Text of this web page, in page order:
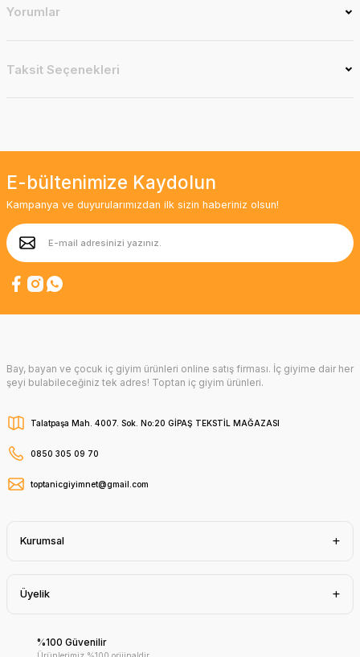
Yorumlar
Taksit Seçenekleri
E-bültenimize Kaydolun
Kampanya ve duyurularımızdan ilk sizin haberiniz olsun!
Bay, bayan ve çocuk iç giyim ürünleri online satış firması. İç giyime dair her
şeyi bulabileceğiniz tek adres! Toptan iç giyim ürünleri.
Talatpaşa Mah. 4007. Sok. No:20 GİPAŞ TEKSTİL MAĞAZASI
0850 305 09 70
toptanicgiyimnet@gmail.com
Kurumsal
Üyelik
%100 Güvenilir